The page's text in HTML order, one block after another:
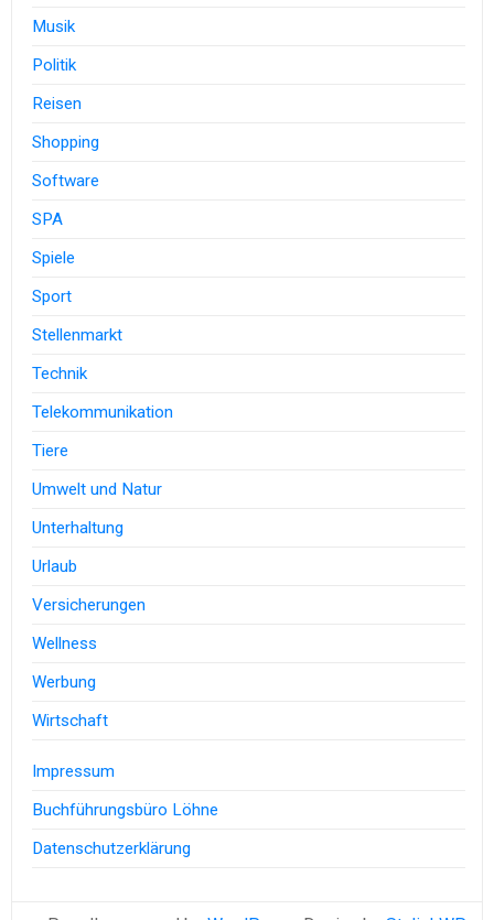
Musik
Politik
Reisen
Shopping
Software
SPA
Spiele
Sport
Stellenmarkt
Technik
Telekommunikation
Tiere
Umwelt und Natur
Unterhaltung
Urlaub
Versicherungen
Wellness
Werbung
Wirtschaft
Impressum
Buchführungsbüro Löhne
Datenschutzerklärung